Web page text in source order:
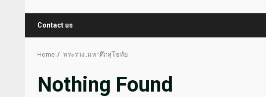
Contact us
Home พระร่วง..มหาศึกสุโขทัย
Nothing Found